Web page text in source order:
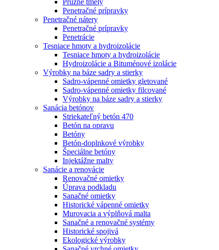
Penetračné prípravky
Penetračné nátery
Penetračné prípravky
Penetrácie
Tesniace hmoty a hydroizolácie
Tesniace hmoty a hydroizolácie
Hydroizolácie a Bituménové izolácie
Výrobky na báze sadry a stierky
Sadro-vápenné omietky gletované
Sadro-vápenné omietky filcované
Výrobky na báze sadry a stierky
Sanácia betónov
Striekateľný betón 470
Betón na opravu
Betóny
Betón-doplnkové výrobky
Špeciálne betóny
Injektážne malty
Sanácie a renovácie
Renovačné omietky
Úprava podkladu
Sanačné omietky
Historické vápenné omietky
Murovacia a výplňová malta
Sanačné a renovačné systémy
Historické spojivá
Ekologické výrobky